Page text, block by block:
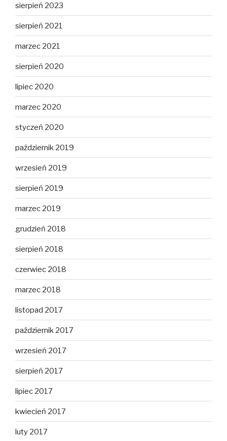
sierpień 2023
sierpień 2021
marzec 2021
sierpień 2020
lipiec 2020
marzec 2020
styczeń 2020
październik 2019
wrzesień 2019
sierpień 2019
marzec 2019
grudzień 2018
sierpień 2018
czerwiec 2018
marzec 2018
listopad 2017
październik 2017
wrzesień 2017
sierpień 2017
lipiec 2017
kwiecień 2017
luty 2017